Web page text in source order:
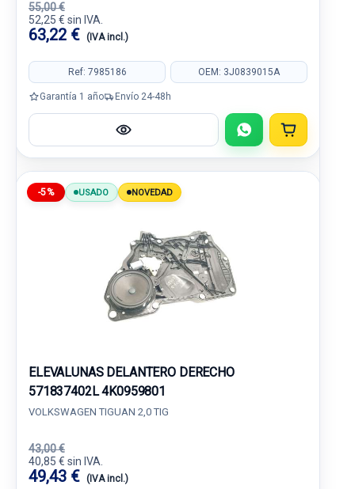
55,00 €
52,25 € sin IVA.
63,22 € (IVA incl.)
Ref: 7985186 OEM: 3J0839015A
Garantía 1 año Envío 24-48h
-5% USADO NOVEDAD
ELEVALUNAS DELANTERO DERECHO
571837402L 4K0959801
VOLKSWAGEN TIGUAN 2,0 TIG
43,00 €
40,85 € sin IVA.
49,43 € (IVA incl.)